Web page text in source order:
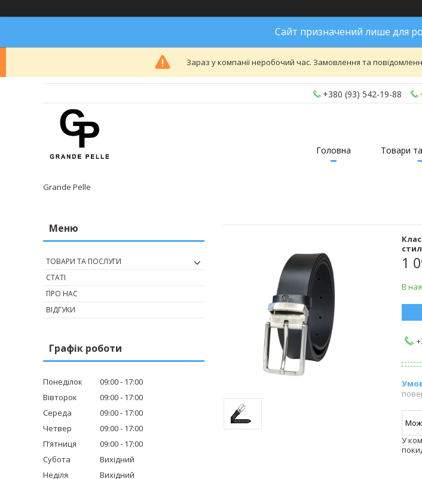
Сайт призначений лише для
Зараз у компанії неробочий час. Замовлення та
+380 (93) 542-19-88
Grande Pelle
Головна Товари
1
В
У
ТОВАРИ ТА ПОСЛУГИ
СТАТІ
ПРО НАС
ВІДГУКИ
Графік роботи
Понеділок 09:00
17:00
Вівторок
09:00
17:00
Середа
09:00
17:00
Четвер
09:00
17:00
Пʼятниця
09:00
17:00
Субота
Вихідний
Неділя
Вихідний